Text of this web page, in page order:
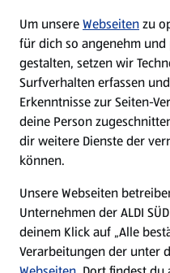
Um unsereWebseitenzu
für dich so angenehm
gestalten, setzen wir
Surfverhalten erfassen
Erkenntnisse zur Seiten-
deine Person
dir weitere Dienste der
können.
Unsere Webseiten
Unternehmen der ALDI
deinem Klick auf „Alle
Verarbeitungen der unter